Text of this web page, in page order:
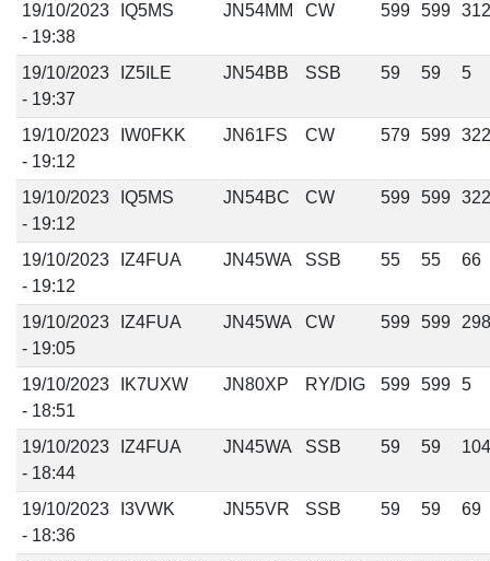
19/10/2023
- 19:38
IQ5MS JN54MM CW 599 599 312
19/10/2023
- 19:37
IZ5ILE JN54BB SSB 59 59 5
19/10/2023
- 19:12
IW0FKK JN61FS CW 579 599 322
19/10/2023
- 19:12
IQ5MS JN54BC CW 599 599 322
19/10/2023
- 19:12
IZ4FUA JN45WA SSB 55 55 66
19/10/2023
- 19:05
IZ4FUA JN45WA CW 599 599 298
19/10/2023
- 18:51
IK7UXW JN80XP RY/DIG 599 599 5
19/10/2023
- 18:44
IZ4FUA JN45WA SSB 59 59 104
19/10/2023
- 18:36
I3VWK JN55VR SSB 59 59 69